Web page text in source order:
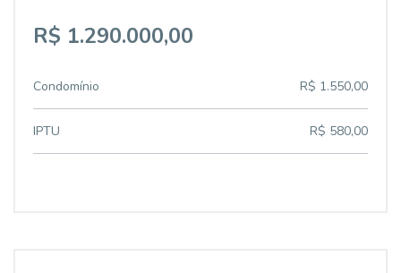
R$ 1.290.000,00
Condomínio R$ 1.550,00
IPTU R$ 580,00